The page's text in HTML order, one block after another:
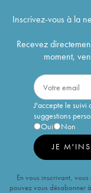
Inscrivez-vous à la
Recevez
moment,
J'accepte le suivi
suggestions
Oui
Non
JE
En vous inscrivant,
pouvez vous désabonner